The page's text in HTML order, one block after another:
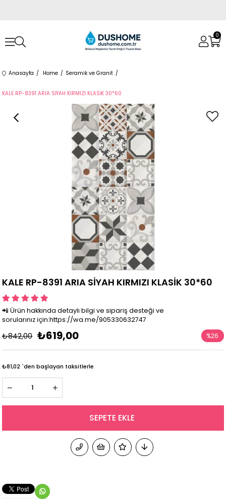
0
Anasayfa Home Seramik ve Granit
KALE RP-8391 ARIA SİYAH KIRMIZI KLASİK 30*60
KALE RP-8391 ARIA SİYAH KIRMIZI KLASİK 30*60
📲 Ürün hakkında detaylı bilgi ve sipariş desteği ve
sorularınız için:https://wa.me/905330632747
₺842,00 ₺619,00 %26
İndirim
₺81,02 `den başlayan taksitlerle